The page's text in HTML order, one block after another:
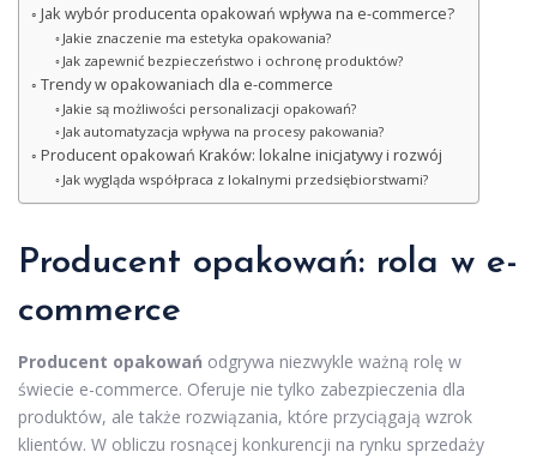
Jak wybór producenta opakowań wpływa na e-commerce?
Jakie znaczenie ma estetyka opakowania?
Jak zapewnić bezpieczeństwo i ochronę produktów?
Trendy w opakowaniach dla e-commerce
Jakie są możliwości personalizacji opakowań?
Jak automatyzacja wpływa na procesy pakowania?
Producent opakowań Kraków: lokalne inicjatywy i rozwój
Jak wygląda współpraca z lokalnymi przedsiębiorstwami?
Producent opakowań: rola w e-
commerce
Producent opakowań odgrywa niezwykle ważną rolę w
świecie e-commerce. Oferuje nie tylko zabezpieczenia dla
produktów, ale także rozwiązania, które przyciągają wzrok
klientów. W obliczu rosnącej konkurencji na rynku sprzedaży